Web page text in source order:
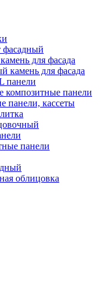
фасадный
для фасада
камень для фасада
панели
панели
панели, кассеты
панели
облицовка